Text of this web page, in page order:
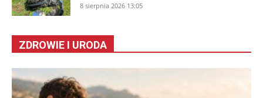
8 sierpnia 2026 13:05
ZDROWIE I URODA